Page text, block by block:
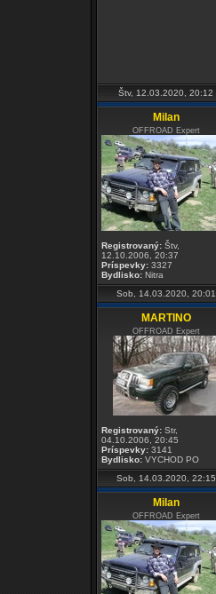
Štv, 12.03.2020, 20:12
Milan
OFFROAD Expert
Registrovaný: Štv,
12.10.2006, 20:37
Príspevky: 3327
Bydlisko: Nitra
Sob, 14.03.2020, 20:01
MARTINO
OFFROAD Expert
Registrovaný: Str,
04.10.2006, 20:45
Príspevky: 3141
Bydlisko: VYCHOD PO
Sob, 14.03.2020, 22:15
Milan
OFFROAD Expert